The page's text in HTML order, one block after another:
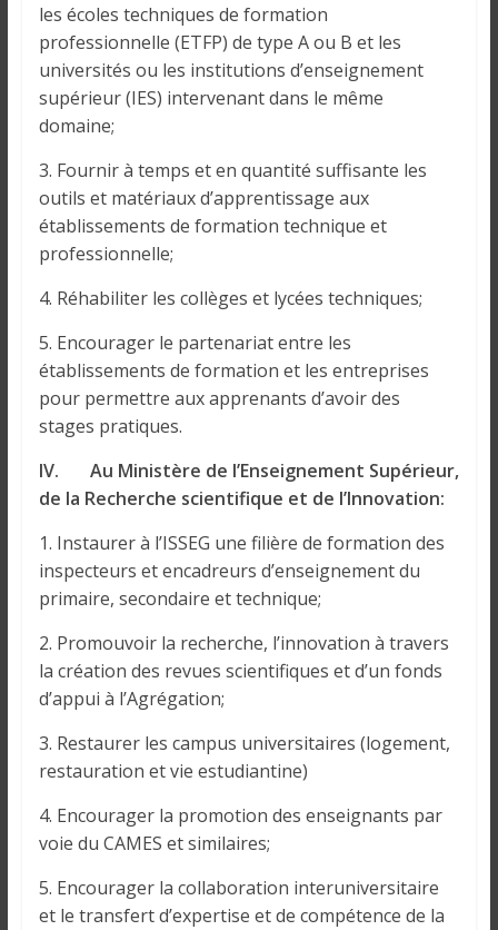
les écoles techniques de formation
professionnelle (ETFP) de type A ou B et les
universités ou les institutions d’enseignement
supérieur (IES) intervenant dans le même
domaine;
3. Fournir à temps et en quantité suffisante les
outils et matériaux d’apprentissage aux
établissements de formation technique et
professionnelle;
4. Réhabiliter les collèges et lycées techniques;
5. Encourager le partenariat entre les
établissements de formation et les entreprises
pour permettre aux apprenants d’avoir des
stages pratiques.
IV. Au Ministère de l’Enseignement Supérieur,
de la Recherche scientifique et de l’Innovation:
1. Instaurer à l’ISSEG une filière de formation des
inspecteurs et encadreurs d’enseignement du
primaire, secondaire et technique;
2. Promouvoir la recherche, l’innovation à travers
la création des revues scientifiques et d’un fonds
d’appui à l’Agrégation;
3. Restaurer les campus universitaires (logement,
restauration et vie estudiantine)
4. Encourager la promotion des enseignants par
voie du CAMES et similaires;
5. Encourager la collaboration interuniversitaire
et le transfert d’expertise et de compétence de la